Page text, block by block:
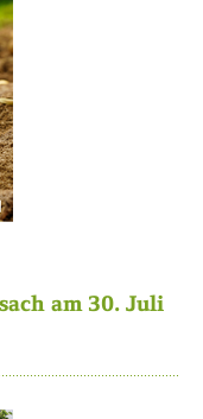
am 30. Juli